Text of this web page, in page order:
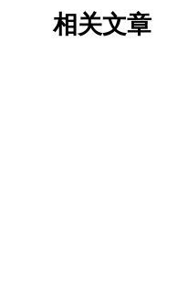
相关文章